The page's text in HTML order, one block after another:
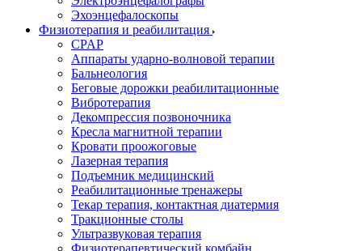
Эхоэнцефалоскопы
Физиотерапия и реабилитация
CPAP
Аппараты ударно-волновой терапии
Бальнеология
Беговые дорожки реабилитационные
Вибротерапия
Декомпрессия позвоночника
Кресла магнитной терапии
Кровати проожоговые
Лазерная терапия
Подъемник медицинский
Реабилитационные тренажеры
Текар терапия, контактная диатермия
Тракционные столы
Ультразвуковая терапия
Физиотерапевтический комбайн